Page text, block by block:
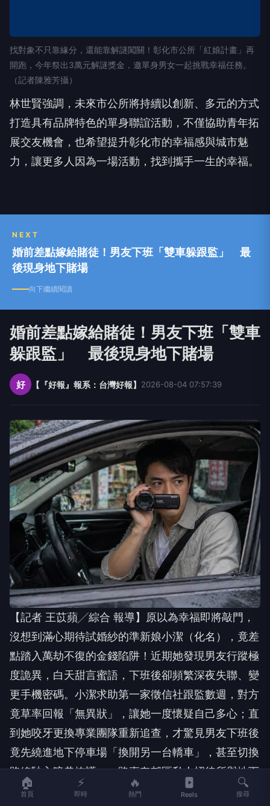
找對象不只靠緣分，還能靠解謎闖關！彰化市公所「紅娘計畫」再
開跑，今年祭出3萬元解謎獎金，邀單身男女一起挑戰幸福任務。
（記者陳雅芳攝）
林世賢強調，未來市公所將持續以創新、多元的方式
打造具有品牌特色的單身聯誼活動，不僅協助青年拓
展交友機會，也希望提升彰化市的幸福感與城市魅
力，讓更多人因為一場活動，找到攜手一生的幸福。
NEXT
婚前差點嫁給賭徒！男友下班「雙車躲跟監」 最
後現身地下賭場
向下繼續閱讀
婚前差點嫁給賭徒！男友下班「雙車
躲跟監」 最後現身地下賭場
好 【『好報』報系：台灣好報】 2026-08-04 07:57:39
【記者 王苡蘋╱綜合 報導】原以為幸福即將敲門，
沒想到滿心期待試婚紗的準新娘小潔（化名），竟差
點踏入萬劫不復的金錢陷阱！近期她發現男友行蹤極
度詭異，白天甜言蜜語，下班後卻頻繁深夜失聯、變
更手機密碼。小潔求助第一家徵信社跟監數週，對方
竟草率回報「無異狀」，讓她一度懷疑自己多心；直
到她咬牙更換專業團隊重新追查，才驚見男友下班後
竟先繞進地下停車場「換開另一台轎車」，甚至切換
路線駛入暗巷掩護，一路直奔郊區私人招待所與地下
賭場狂賭，成功揭開隱瞞真相，化解小潔長達數月的
🏠
首頁
⚡
即時
🔥
熱門 Reels
🔍
搜尋